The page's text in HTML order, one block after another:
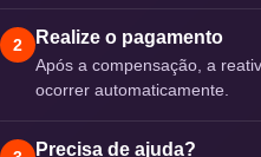
2 Realize o pagamento
Após a compensação, a
ocorrer automaticamente.
Precisa de ajuda?